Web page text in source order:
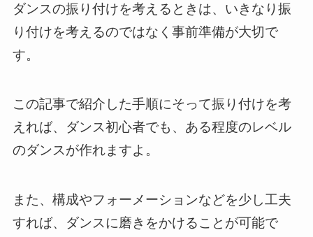
ダンスの振り付けを考えるときは、いきなり振
り付けを考えるのではなく事前準備が大切で
す。
この記事で紹介した手順にそって振り付けを考
えれば、ダンス初心者でも、ある程度のレベル
のダンスが作れますよ。
また、構成やフォーメーションなどを少し工夫
すれば、ダンスに磨きをかけることが可能で